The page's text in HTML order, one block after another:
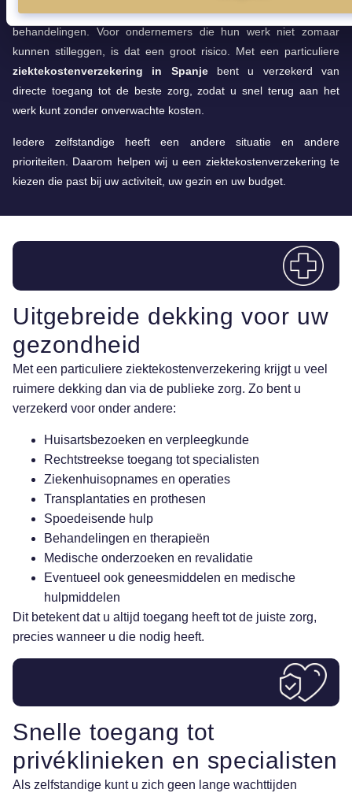
biedt vaak lange wachttijden en beperkte toegang tot moderne
behandelingen. Voor ondernemers die hun werk niet zomaar
kunnen stilleggen, is dat een groot risico. Met een particuliere
ziektekostenverzekering in Spanjebent u verzekerd van
directe toegang tot de beste zorg, zodat u snel terug aan het
werk kunt zonder onverwachte kosten.
Iedere zelfstandige heeft een andere situatie en andere
prioriteiten. Daarom helpen wij u een ziektekostenverzekering te
kiezen die past bij uw activiteit, uw gezin en uw budget.
Uitgebreide dekking voor uw
gezondheid
Met een particuliere ziektekostenverzekering krijgt u veel
ruimere dekking dan via de publieke zorg. Zo bent u
verzekerd voor onder andere:
Huisartsbezoeken en verpleegkunde
Rechtstreekse toegang tot specialisten
Ziekenhuisopnames en operaties
Transplantaties en prothesen
Spoedeisende hulp
Behandelingen en therapieën
Medische onderzoeken en revalidatie
Eventueel ook geneesmiddelen en medische
hulpmiddelen
Dit betekent dat u altijd toegang heeft tot de juiste zorg,
precies wanneer u die nodig heeft.
Snelle toegang tot
privéklinieken en specialisten
Als zelfstandige kunt u zich geen lange wachttijden